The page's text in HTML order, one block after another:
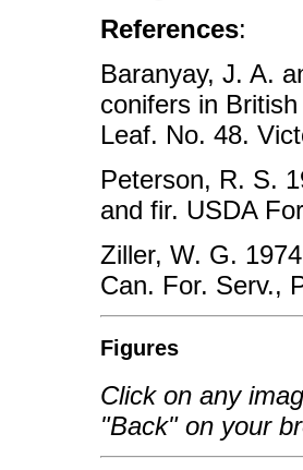
References:
Baranyay, J. A.
conifers in
Leaf. No. 48.
Peterson, R. S.
and fir. USDA
Ziller, W. G.
Can. For. Serv.,
Figures
Click on any
"Back" on your